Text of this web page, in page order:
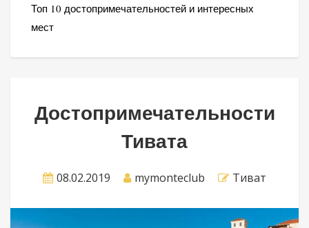
Топ 10 достопримечательностей и интересных
мест
Достопримечательности
Тивата
08.02.2019 mymonteclub Тиват